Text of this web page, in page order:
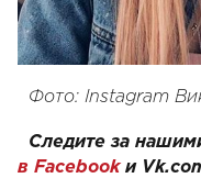
Фото: Instagram
Следите за
в Facebookи